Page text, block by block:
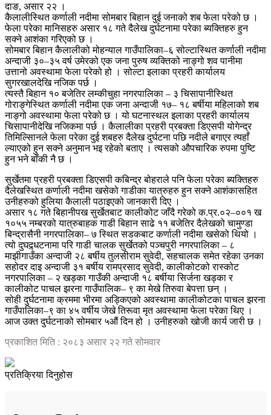
दाङ, असार २२ ।
कैलालीस्थित कर्णाली नदीमा सोमबार बिहान दुई जनाको शब फेला परेको छ ।
फेला परेका मानिसहरु असार १८ गते दैलेख दुर्घटनामा परेका ब्यक्तिहरु हुन
सक्ने आशंका गरिएको छ ।
सोमबार बिहान कैलालीको मोहन्याल गाउँपालिका–६ सोल्टास्थित कर्णाली नदीमा
अन्दाजी ३०–३५ वर्ष उमेरको एक जना पुरुष व्यक्तिको नाङ्गो शव पानीमा
उत्तानो अवस्थामा फेला परेको हो । सोल्टा इलाका प्रहरी कार्यालय
सुगरखालदेखि नजिक पर्छ ।
त्यस्तै बिहान १० बजेतिर लम्कीचुहा नगरपालिका – ३ चिसापानीस्थित
गोराङ्गेस्थित कर्णाली नदीमा एक जना अन्दाजी १७– १८ बर्षीया महिलाको शब
नाङ्गो अवस्थामा फेला परेको छ । यो घटनास्थल इलाका प्रहरी कार्यालय
चिसापानीदेखि नजिकमा पर्छ । कैलालीका प्रहरी प्रबक्ता डिएसपी योगेन्द्र
तिमिल्सिानले फेला परेका दुई शबहरु दैलेख दुर्घटना पछि नदीले बगाएर त्यहाँ
ल्याएको हुन सक्ने अनुमान भइ रहेको बताए । त्यसको औपचारिक रुपमा पुष्टि
हुन भने बाँकी नै छ ।
सुर्खेतमा प्रहरी प्रबक्ता डिएसपी कबिन्द्र बोहराले पनि फेला परेका ब्यक्तिहरु
दैलेखस्थित कर्णाली नदीमा खसेको गाडीका यात्रुहरु हुन सक्ने आशंकासहित
उनीहरुको हुलिया कैलाली पठाइएको जानकारी दिए ।
असार १८ गते बिहानीपख सुर्खेतबाट कालीकोट जाँदै गरेको क.प्र.०२–००१ ख
१०५५ नम्बरको यात्रुबाहक गाडी बिहान साढे ११ बजेतिर दैलेखको चामुण्डा
बिन्द्रासैनी नगरपालिका– ७ स्थित सडकबाट कर्णाली नदीमा खसेको थियो ।
त्यो दुघद्र्धटनामा परि गाडी चालक सुर्खेतको पञ्चपुरी नगरपालिका – ८
माझीगाउँका अन्दाजी २८ बर्षीय तुलसीराम सुवेदी, सहचालक समेत रहेका उनका
सहोदर दाइ अन्दाजी ३१ बर्षीय रामप्रसाद सुवेदी, कालीकोटको रास्कोट
नगरपालिका – २ खड्का गाउँकी अन्दाजी १८ बर्षीया सिर्जना खड्का र
कालीकोट पाचल झरना गाउँपालिक– ९ का मेखे तिरुवा बेपत्ता छन् ।
सोही दुर्घटनामा क्रममा भीरमा अड्किएको अवस्थामा कालीकोटका पाचल झरना
गाउँपालिका–९ का ४५ वर्षीय जेखे तिरूवा मृत अवस्थामा फेला परेका थिए ।
आज उक्त दुर्घटनाको सोमबार ५औं दिन हो । उनीहरुको खोजी कार्य जारी छ ।
प्रकाशित मिति : २०८३ असार २२ गते सोमवार
प्रतिक्रिया दिनुहोस